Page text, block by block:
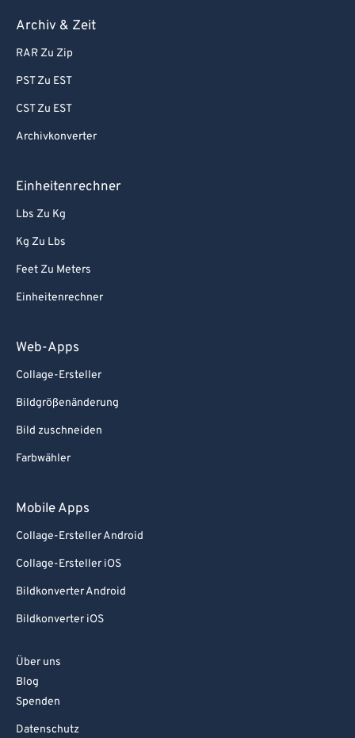
Archiv & Zeit
RAR Zu Zip
PST Zu EST
CST Zu EST
Archivkonverter
Einheitenrechner
Lbs Zu Kg
Kg Zu Lbs
Feet Zu Meters
Einheitenrechner
Web-Apps
Collage-Ersteller
Bildgrößenänderung
Bild zuschneiden
Farbwähler
Mobile Apps
Collage-Ersteller Android
Collage-Ersteller iOS
Bildkonverter Android
Bildkonverter iOS
Über uns
Blog
Spenden
Datenschutz